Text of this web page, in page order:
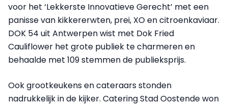
voor het ‘Lekkerste Innovatieve Gerecht’ met een
panisse van kikkererwten, prei, XO en citroenkaviaar.
DOK 54 uit Antwerpen wist met Dok Fried
Cauliflower het grote publiek te charmeren en
behaalde met 109 stemmen de publieksprijs.
Ook grootkeukens en cateraars stonden
nadrukkelijk in de kijker. Catering Stad Oostende won